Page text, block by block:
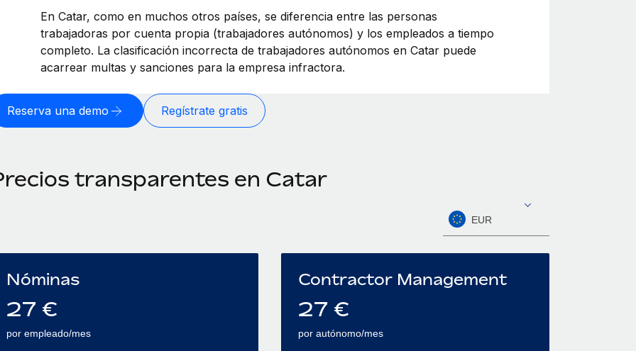
En Catar, como en muchos otros países, se diferencia entre las personas
trabajadoras por cuenta propia (trabajadores autónomos) y los empleados a tiempo
completo. La clasificación incorrecta de trabajadores autónomos en Catar puede
acarrear multas y sanciones para la empresa infractora.
Reserva una demo Regístrate gratis
transparentes en Catar
EUR
Nóminas
27 €
por empleado/mes
Contractor Management
27 €
por autónomo/mes